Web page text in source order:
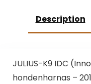
Description
JULIUS-K9 IDC
hondenharnas –